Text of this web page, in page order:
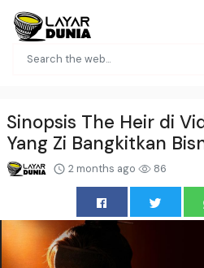
Sinopsis The Heir di
Yang Zi Bangkitkan
2 months ago 86